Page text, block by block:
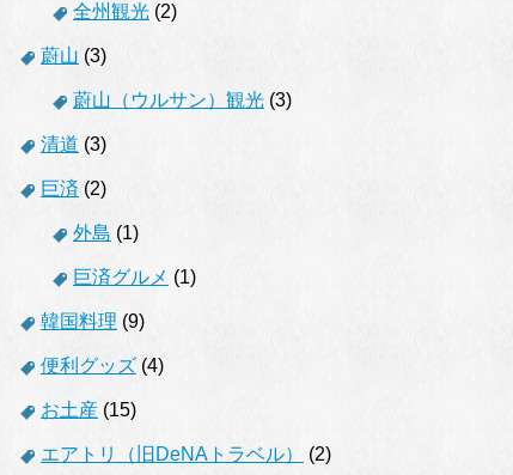
全州観光 (2)
蔚山 (3)
蔚山（ウルサン）観光 (3)
清道 (3)
巨済 (2)
外島 (1)
巨済グルメ (1)
韓国料理 (9)
便利グッズ (4)
お土産 (15)
エアトリ（旧DeNAトラベル） (2)